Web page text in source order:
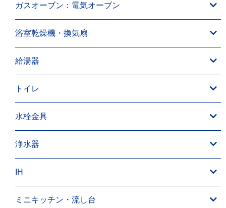
ガスオーブン：電気オーブン
浴室乾燥機・換気扇
給湯器
トイレ
水栓金具
浄水器
IH
ミニキッチン・流し台